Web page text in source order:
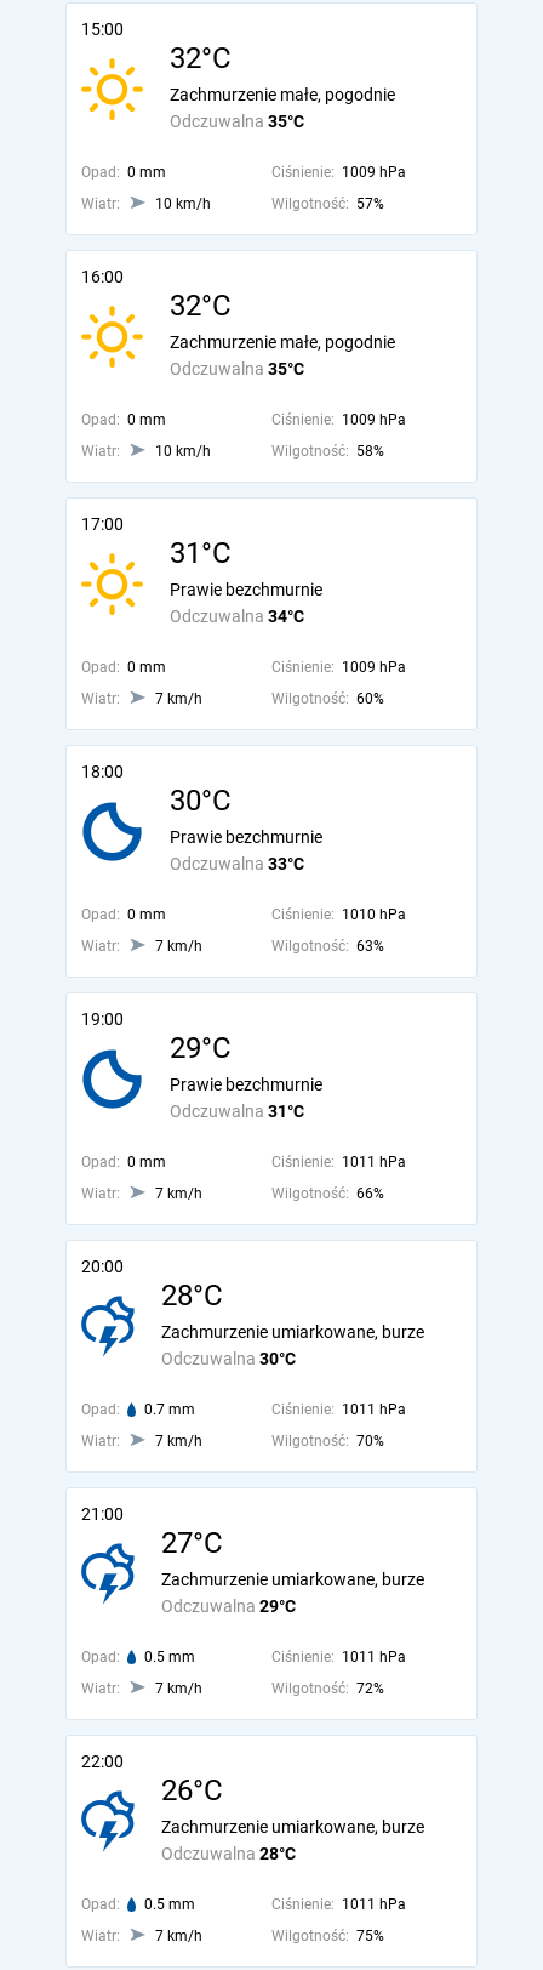
15:00
32°C
Odczuwalna 35°C
Zachmurzenie małe, pogodnie
Opad: 0 mm Ciśnienie: 1009 hPa
Wiatr:
10 km/h Wilgotność: 57%
16:00
32°C
Odczuwalna 35°C
Zachmurzenie małe, pogodnie
Opad: 0 mm Ciśnienie: 1009 hPa
Wiatr:
10 km/h Wilgotność: 58%
17:00
31°C
Odczuwalna 34°C
Prawie bezchmurnie
Opad: 0 mm Ciśnienie: 1009 hPa
Wiatr:
7 km/h Wilgotność: 60%
18:00
30°C
Odczuwalna 33°C
Prawie bezchmurnie
Opad: 0 mm Ciśnienie: 1010 hPa
Wiatr:
7 km/h Wilgotność: 63%
19:00
29°C
Odczuwalna 31°C
Prawie bezchmurnie
Opad: 0 mm Ciśnienie: 1011 hPa
Wiatr:
7 km/h Wilgotność: 66%
20:00
28°C
Odczuwalna 30°C
Zachmurzenie umiarkowane, burze
Opad: 0.7 mm Ciśnienie: 1011 hPa
Wiatr:
7 km/h Wilgotność: 70%
21:00
27°C
Odczuwalna 29°C
Zachmurzenie umiarkowane, burze
Opad: 0.5 mm Ciśnienie: 1011 hPa
Wiatr:
7 km/h Wilgotność: 72%
22:00
26°C
Odczuwalna 28°C
Zachmurzenie umiarkowane, burze
Opad: 0.5 mm Ciśnienie: 1011 hPa
Wiatr:
7 km/h Wilgotność: 75%